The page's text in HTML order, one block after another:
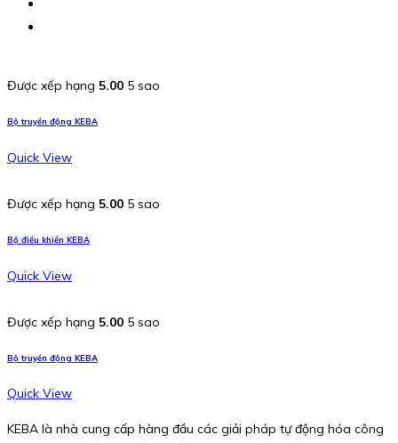
Được xếp hạng 5.00 5 sao
Bộ truyền động KEBA
Quick View
Được xếp hạng 5.00 5 sao
Bộ điều khiển KEBA
Quick View
Được xếp hạng 5.00 5 sao
Bộ truyền động KEBA
Quick View
KEBA là nhà cung cấp hàng đầu các giải pháp tự động hóa công